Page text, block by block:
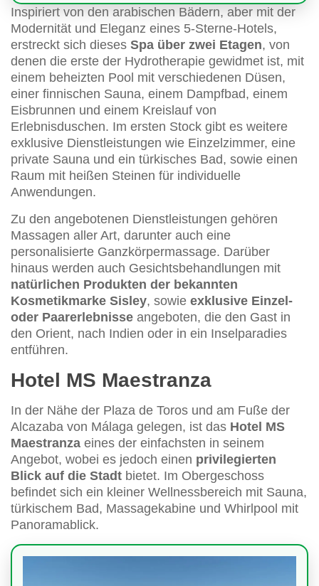
Inspiriert von den arabischen Bädern, aber mit der
Modernität und Eleganz eines 5-Sterne-Hotels,
erstreckt sich dieses Spa über zwei Etagen, von
denen die erste der Hydrotherapie gewidmet ist, mit
einem beheizten Pool mit verschiedenen Düsen,
einer finnischen Sauna, einem Dampfbad, einem
Eisbrunnen und einem Kreislauf von
Erlebnisduschen. Im ersten Stock gibt es weitere
exklusive Dienstleistungen wie Einzelzimmer, eine
private Sauna und ein türkisches Bad, sowie einen
Raum mit heißen Steinen für individuelle
Anwendungen.
Zu den angebotenen Dienstleistungen gehören
Massagen aller Art, darunter auch eine
personalisierte Ganzkörpermassage. Darüber
hinaus werden auch Gesichtsbehandlungen mit
natürlichen Produkten der bekannten
Kosmetikmarke Sisley, sowie exklusive Einzel-
oder Paarerlebnisse angeboten, die den Gast in
den Orient, nach Indien oder in ein Inselparadies
entführen.
Hotel MS Maestranza
In der Nähe der Plaza de Toros und am Fuße der
Alcazaba von Málaga gelegen, ist das Hotel MS
Maestranza eines der einfachsten in seinem
Angebot, wobei es jedoch einen privilegierten
Blick auf die Stadt bietet. Im Obergeschoss
befindet sich ein kleiner Wellnessbereich mit Sauna,
türkischem Bad, Massagekabine und Whirlpool mit
Panoramablick.